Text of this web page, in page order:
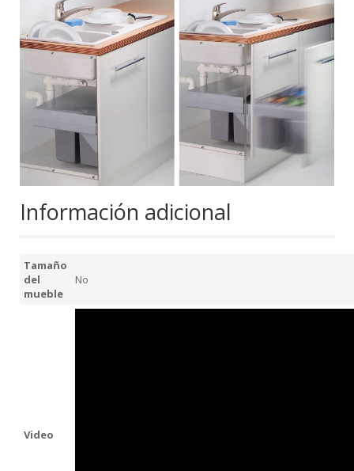
Información adicional
Tamaño
del
mueble
No
Video